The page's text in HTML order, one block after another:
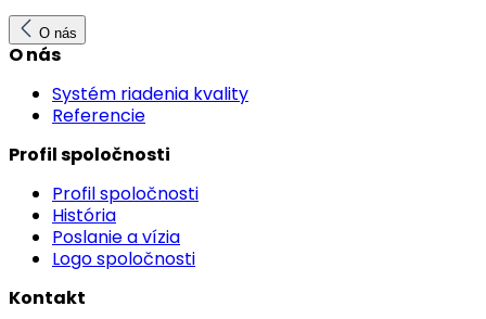
O nás
O nás
Systém riadenia kvality
Referencie
Profil spoločnosti
Profil spoločnosti
História
Poslanie a vízia
Logo spoločnosti
Kontakt